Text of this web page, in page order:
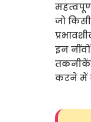
जो
इन
तकनीकें
करने में